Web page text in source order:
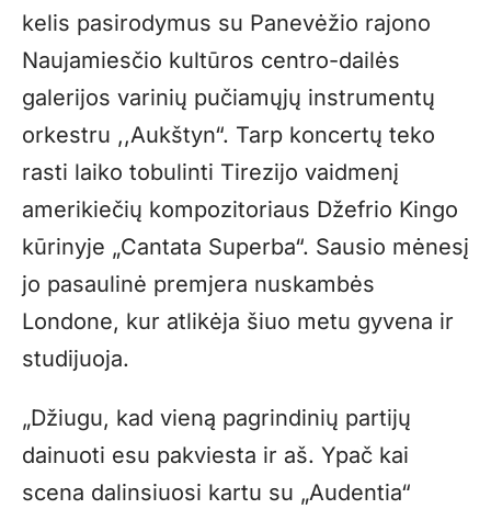
kelis pasirodymus su Panevėžio rajono
Naujamiesčio kultūros centro-dailės
galerijos varinių pučiamųjų instrumentų
orkestru ,,Aukštyn“. Tarp koncertų teko
rasti laiko tobulinti Tirezijo vaidmenį
amerikiečių kompozitoriaus Džefrio Kingo
kūrinyje „Cantata Superba“. Sausio mėnesį
jo pasaulinė premjera nuskambės
Londone, kur atlikėja šiuo metu gyvena ir
studijuoja.
„Džiugu, kad vieną pagrindinių partijų
dainuoti esu pakviesta ir aš. Ypač kai
scena dalinsiuosi kartu su „Audentia“